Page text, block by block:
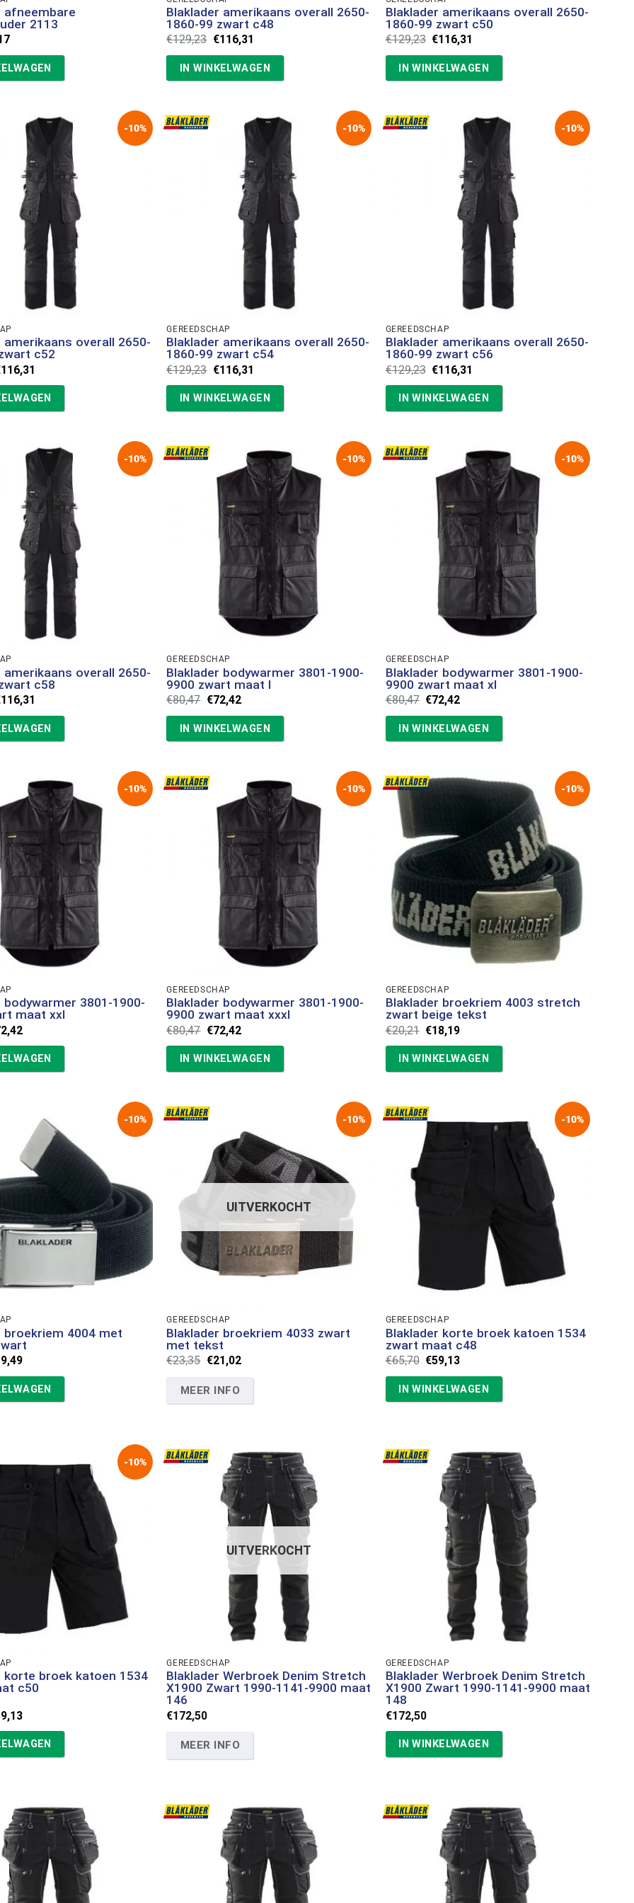
afneembare
2113
Huidige
€8,17.
Blaklader amerikaans overall 2650-
1860-99 zwart c48
€129,23 Oorspronkelijke
€129,23.
€116,31
€116,31.
IN WINKELWAGEN
Blaklader amerikaans overall 2650-
1860-99 zwart c50
€129,23 Oorspronkelijke
€129,23.
€116,31
€116,31.
IN WINKELWAGEN
-10%
amerikaans overall 2650-
c52
116,31
is:
€116,31.
-10%
GEREEDSCHAP
Blaklader amerikaans overall 2650-
1860-99 zwart c54
€129,23 Oorspronkelijke
was:
€129,23.
€116,31
is:
€116,31.
IN WINKELWAGEN
-10%
GEREEDSCHAP
Blaklader amerikaans overall 2650-
1860-99 zwart c56
€129,23 Oorspronkelijke
was:
€129,23.
€116,31
is:
€116,31.
IN WINKELWAGEN
-10%
amerikaans overall 2650-
c58
116,31
€116,31.
-10%
GEREEDSCHAP
Blaklader bodywarmer 3801-1900-
9900 zwart maat l
€80,47 Oorspronkelijke
prijs
€80,47.
€72,42Huidige
€72,42.
IN WINKELWAGEN
-10%
GEREEDSCHAP
Blaklader bodywarmer 3801-1900-
9900 zwart maat xl
€80,47 Oorspronkelijke
prijs
€80,47.
€72,42Huidige
€72,42.
IN WINKELWAGEN
-10%
bodywarmer 3801-1900-
maat xxl
Huidige
is:
€72,42.
-10%
GEREEDSCHAP
Blaklader bodywarmer 3801-1900-
9900 zwart maat xxxl
€80,47 Oorspronkelijke
prijs
was:
€80,47.
€72,42Huidige
is:
€72,42.
IN WINKELWAGEN
-10%
GEREEDSCHAP
Blaklader broekriem 4003 stretch
zwart beige tekst
€20,21 Oorspronkelijke
prijs
was:
€20,21.
€18,19Huidige
is:
€18,19.
IN WINKELWAGEN
-10%
broekriem 4004 met
Huidige
€19,49.
-10%
UITVERKOCHT
GEREEDSCHAP
Blaklader broekriem 4033 zwart
met tekst
€23,35 Oorspronkelijke
prijs
€23,35.
€21,02Huidige
MEER INFO
-10%
GEREEDSCHAP
Blaklader korte broek katoen 1534
zwart maat c48
€65,70 Oorspronkelijke
prijs
€65,70.
€59,13Huidige
€59,13.
IN WINKELWAGEN
-10%
korte broek katoen 1534
c50
Huidige
is:
€59,13.
UITVERKOCHT
GEREEDSCHAP
Blaklader Werbroek Denim Stretch
X1900 Zwart 1990-1141-9900 maat
146
€172,50
MEER INFO
GEREEDSCHAP
Blaklader Werbroek Denim Stretch
X1900 Zwart 1990-1141-9900 maat
148
€172,50
IN WINKELWAGEN